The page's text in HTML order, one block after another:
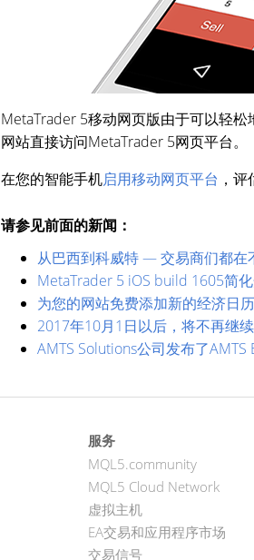
MetaTrader 5移动网页版由于可以轻
网站直接访问MetaTrader 5网页平台。
在您的智能手机启用移动网页平台 ，
请参见前面的新闻：
从巴西到科威特 — 交易商们都在
MetaTrader 5 iOS build 1605简
为您的网站免费添加新的经济日
2017年10月1日以后，将不再继
AMTS Solutions公司发布了
服务
MQL5.community
MQL5 Cloud Network
虚拟主机
EA交易和应用程序市场
交易信号